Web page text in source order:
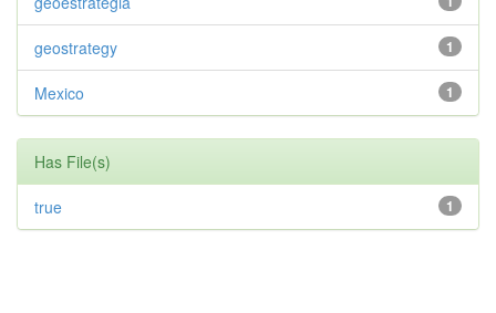
1
geostrategy
1
Mexico
Has File(s)
1
true